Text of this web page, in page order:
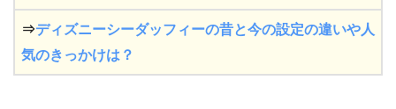
⇒ディズニーシーダッフィーの昔と今の設定の違いや人
気のきっかけは？